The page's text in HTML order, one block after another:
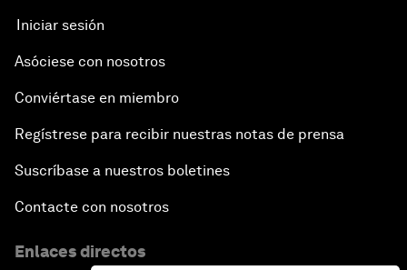
Iniciar sesión
Asóciese con nosotros
Conviértase en miembro
Regístrese para recibir nuestras notas de prensa
Suscríbase a nuestros boletines
Contacte con nosotros
Enlaces directos